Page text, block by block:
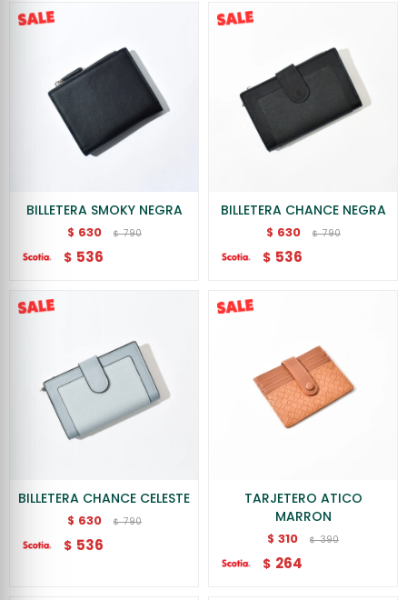
BILLETERA SMOKY NEGRA
$ 630 $ 790
$ 536
BILLETERA CHANCE NEGRA
$ 630 $ 790
$ 536
BILLETERA CHANCE CELESTE
$ 630 $ 790
$ 536
TARJETERO ATICO
MARRON
$ 310 $ 390
$ 264